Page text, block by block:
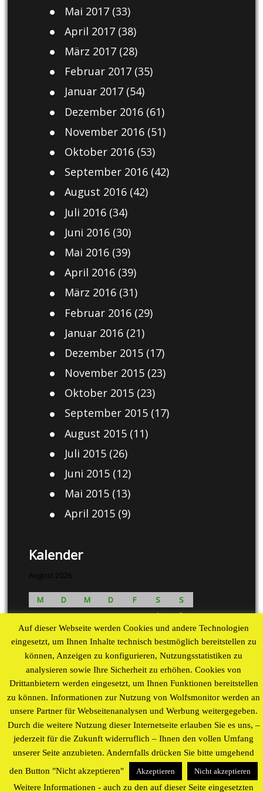
Mai 2017(33)
April 2017(38)
März 2017(28)
Februar 2017(35)
Januar 2017(54)
Dezember 2016(61)
November 2016(51)
Oktober 2016(53)
September 2016(42)
August 2016(42)
Juli 2016(34)
Juni 2016(30)
Mai 2016(39)
April 2016(39)
März 2016(31)
Februar 2016(29)
Januar 2016(21)
Dezember 2015(17)
November 2015(23)
Oktober 2015(23)
September 2015(17)
August 2015(11)
Juli 2015(26)
Juni 2015(12)
Mai 2015(13)
April 2015(9)
Kalender
August 2026
M D M D F S
S
1
2
3
4 5 6 7 8
9
10
11 12 13 14 15
16
17
18 19 20 21 22
23
24
25 26 27 28 29
30
Proudly powered by WordPress theme by WP Blogs
Auf dieser Webseite werden Cookies und andere Technologien
eingesetzt, um Ihnen Inhalte technisch bestmöglich bereitstellen zu
können, Anzeigen zu konfigurieren, Nutzungsstatistiken zu
analysieren sowie Ihre Sicherheit zu erhöhen. Cookies von
Drittanbietern werden eingesetzt, um Ihnen Funktionen bereitstellen
zu können. Informationen zur Nutzung von Wolfsmonitor werden an
unsere Partner für Webseitenanalysen und Werbung weitergegeben.
Durch die weitere Nutzung dieser Internetseite erlauben Sie es uns, –
jederzeit für die Zukunft widerruflich – Ihnen den vollen Umfang
unserer Seite anzubieten. Andernfalls drücken Sie bitte umgehend
den Button "Nicht akzeptieren"
Akzeptieren Nicht akzeptieren
Weitere Informationen - auch zu den auf dieser Seite eingesetzten